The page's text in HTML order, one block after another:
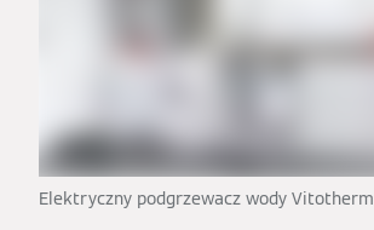
Elektryczny podgrzewacz wody Vitotherm